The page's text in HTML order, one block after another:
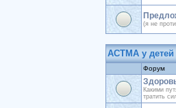
(я не
АСТМА у детей
Форум
Какими
тратить